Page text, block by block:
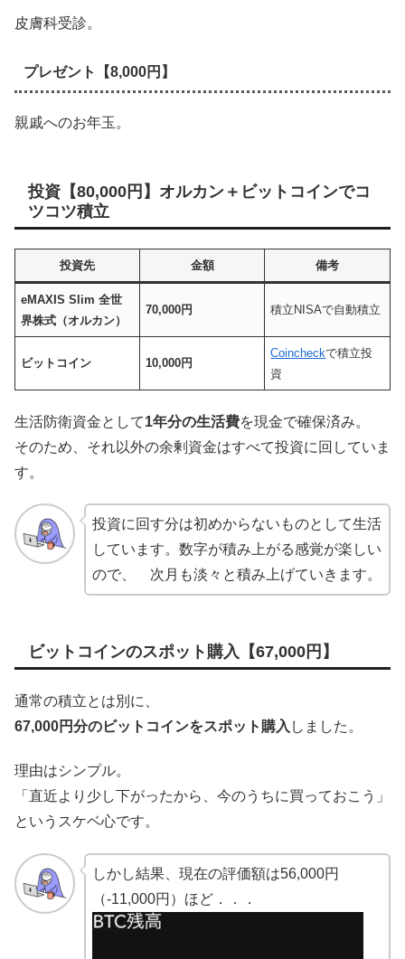
皮膚科受診。
プレゼント【8,000円】
親戚へのお年玉。
投資【80,000円】オルカン＋ビットコインでコ
ツコツ積立
投資先 金額 備考
eMAXIS Slim 全世
界株式（オルカン）
70,000円 積立NISAで自動積立
ビットコイン 10,000円
Coincheckで積立投
資
生活防衛資金として1年分の生活費を現金で確保済み。
そのため、それ以外の余剰資金はすべて投資に回していま
す。
投資に回す分は初めからないものとして生活
しています。数字が積み上がる感覚が楽しい
ので、 次月も淡々と積み上げていきます。
ビットコインのスポット購入【67,000円】
通常の積立とは別に、
67,000円分のビットコインをスポット購入 しました。
理由はシンプル。
「直近より少し下がったから、今のうちに買っておこう」
というスケベ心です。
しかし結果、現在の評価額は56,000円
（-11,000円）ほど．．．